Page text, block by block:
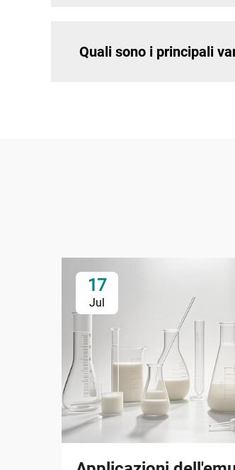
Quali sono i principali
17
Jul